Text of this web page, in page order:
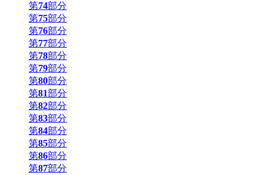
第74部分
第75部分
第76部分
第77部分
第78部分
第79部分
第80部分
第81部分
第82部分
第83部分
第84部分
第85部分
第86部分
第87部分